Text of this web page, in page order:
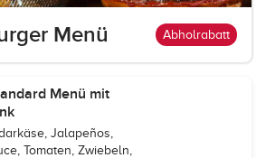
Menü Abholrabatt
Menü mit
Jalapeños,
Tomaten, Zwiebeln,